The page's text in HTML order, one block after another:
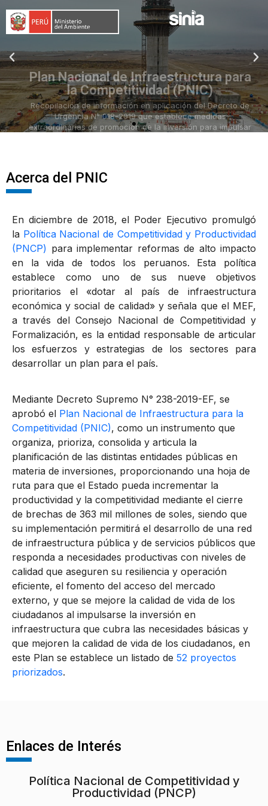
Plan Nacional de Infraestructura para
la Competitividad (PNIC)
Recopilación de información en aplicación del Decreto de
Urgencia N° 018-2019 que establece medidas
extraordinarias de promoción de la inversión para impulsar
el crecimiento de la economía, mediante la adecuada
implementación de la cartera de proyectos priorizados en el
Plan Nacional de Infraestructura para la Competitividad
(PNIC).
Acerca del PNIC
En diciembre de 2018, el Poder Ejecutivo promulgó
la Política Nacional de Competitividad y Productividad
(PNCP) para implementar reformas de alto impacto
en la vida de todos los peruanos. Esta política
establece como uno de sus nueve objetivos
prioritarios el «dotar al país de infraestructura
económica y social de calidad» y señala que el MEF,
a través del Consejo Nacional de Competitividad y
Formalización, es la entidad responsable de articular
los esfuerzos y estrategias de los sectores para
desarrollar un plan para el país.
Mediante Decreto Supremo N° 238-2019-EF, se
aprobó el Plan Nacional de Infraestructura para la
Competitividad (PNIC), como un instrumento que
organiza, prioriza, consolida y articula la
planificación de las distintas entidades públicas en
materia de inversiones, proporcionando una hoja de
ruta para que el Estado pueda incrementar la
productividad y la competitividad mediante el cierre
de brechas de 363 mil millones de soles, siendo que
su implementación permitirá el desarrollo de una red
de infraestructura pública y de servicios públicos que
responda a necesidades productivas con niveles de
calidad que aseguren su resiliencia y operación
eficiente, el fomento del acceso del mercado
externo, y que se mejore la calidad de vida de los
ciudadanos al impulsarse la inversión en
infraestructura que cubra las necesidades básicas y
que mejoren la calidad de vida de los ciudadanos, en
este Plan se establece un listado de 52 proyectos
priorizados.
Enlaces de Interés
Política Nacional de Competitividad y
Productividad (PNCP)